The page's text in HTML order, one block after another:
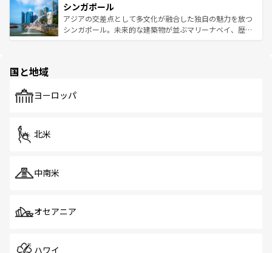
参照してほしい。
激する。気候は一年中温暖で、どの季節にも異なる楽しみ
が待っている。親しみやすいタイの人々、仏教を中心とし
た文化、そして多様な観光資源が、訪れる旅人を魅了し続
み、どこを訪れても感動するはず。観光スポットが密集し
ており、効率よく見どころを回れるのも魅力。息をのむよ
うな絶景から文化的な体験まで、香港を存分に楽しみ尽く
シンガポール
アジアの交差点として多文化が融合した独自の魅力を放つ
シンガポール。未来的な建築物が並ぶマリーナベイ、歴史
で、ホーカーズは地元の風情を楽しめる外せないスポット
国と地域
ヨーロッパ
北米
中南米
オセアニア
ハワイ